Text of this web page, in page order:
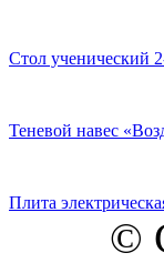
Стол ученический
Теневой навес
Плита
©